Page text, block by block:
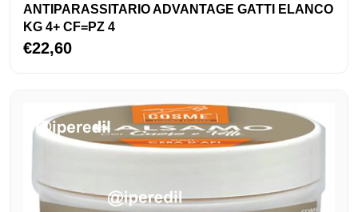
ANTIPARASSITARIO ADVANTAGE GATTI ELANCO
KG 4+ CF=PZ 4
€22,60